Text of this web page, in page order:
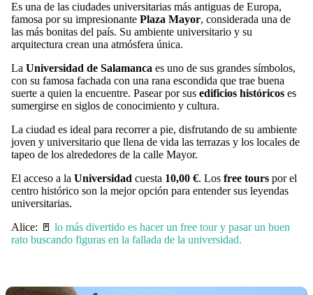
Es una de las ciudades universitarias más antiguas de Europa,
famosa por su impresionante Plaza Mayor, considerada una de
las más bonitas del país. Su ambiente universitario y su
arquitectura crean una atmósfera única.
La Universidad de Salamanca es uno de sus grandes símbolos,
con su famosa fachada con una rana escondida que trae buena
suerte a quien la encuentre. Pasear por sus edificios históricos es
sumergirse en siglos de conocimiento y cultura.
La ciudad es ideal para recorrer a pie, disfrutando de su ambiente
joven y universitario que llena de vida las terrazas y los locales de
tapeo de los alrededores de la calle Mayor.
El acceso a la Universidad cuesta 10,00 €. Los free tours por el
centro histórico son la mejor opción para entender sus leyendas
universitarias.
Alice: 🚪 lo más divertido es hacer un free tour y pasar un buen
rato buscando figuras en la fallada de la universidad.